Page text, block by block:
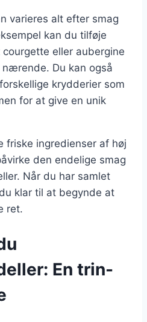
varieres alt efter smag
kan du tilføje
eller aubergine
Du kan også
krydderier som
for at give en unik
friske ingredienser af høj
den endelige smag
Når du har samlet
klar til at begynde at
ret.
En trin-